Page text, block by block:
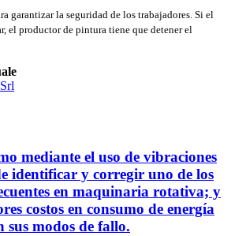
garantizar la seguridad de los trabajadores. Si el
el productor de pintura tiene que detener el
mediante el uso de vibraciones
identificar y corregir uno de los
en maquinaria rotativa; y
costos en consumo de energía
sus modos de fallo.